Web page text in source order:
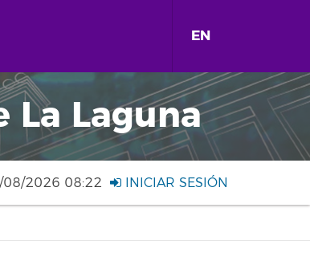
EN
La Laguna
08/2026 08:22 INICIAR SESIÓN